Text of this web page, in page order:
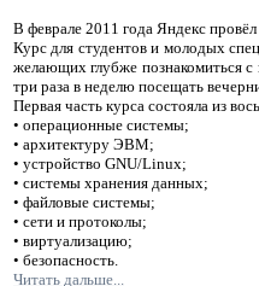
В феврале 2011 года Яндекс
Курс для студентов и молодых
желающих глубже познакомиться
три раза в неделю посещать
Первая часть курса состояла из
• операционные системы;
• архитектуру ЭВМ;
• устройство GNU/Linux;
• системы хранения данных;
• файловые системы;
• сети и протоколы;
• виртуализацию;
• безопасность.
Читать дальше...